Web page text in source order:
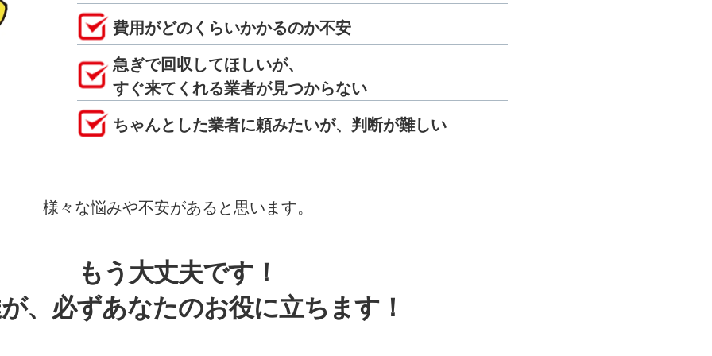
費用がどのくらいかかるのか不安
急ぎで回収してほしいが、
すぐ来てくれる業者が見つからない
ちゃんとした業者に頼みたいが、判断が難しい
様々な悩みや不安があると思います。
もう大丈夫です！
、必ずあなたのお役に立ちます！